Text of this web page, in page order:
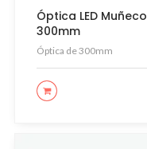
Óptica LED
300mm
Óptica de 300mm
LEER MÁS